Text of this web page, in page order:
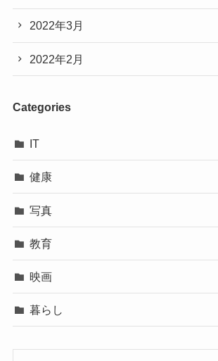
2022年3月
2022年2月
Categories
IT
健康
写真
教育
映画
暮らし